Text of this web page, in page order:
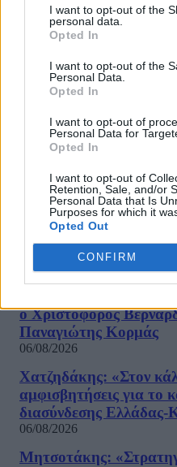
I want to opt-out of the
personal data.
Opted In
I want to opt-out of the
Personal Data.
Opted In
I want to opt-out of
Personal Data for
Opted In
I want to opt-out of
Retention, Sale, and/or
Personal Data that Is
Purposes for which it
Opted Out
CONFIRM
06/08/2026
ΕΛΑΣ: «Βιομηχανία
υποσχέσεις»
06/08/2026
Τραμπ: «Ήμασταν
από τον Β’ Παγκόσμιο
παρακάλεσε για
«Πυρά» κατά των ΜΜΕ
Δημοκρατία»: «Όλοι
Καρυστιανού»
06/08/2026
ο Χριστόφορος
Παναγιώτης Κορμάς
06/08/2026
Χατζηδάκης: «Στον
αμφισβητήσεις για το
διασύνδεσης Ελλάδας-
06/08/2026
Μητσοτάκης: